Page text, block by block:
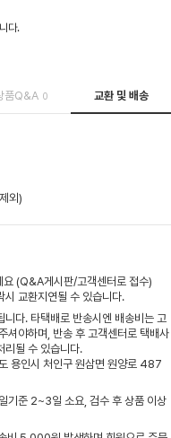
다.
품Q&A 0 교환 및 배송
외)
요 (Q&A게시판/고객센터로 접수)
교환지연될 수 있습니다.
다. 타택배로 반송시엔 배송비는 고
셔야하며, 반송 후 고객센터로 택배사
리될 수 있습니다.
용인시 처인구 원삼면 원양로 487
기준 2~3일 소요, 검수 후 상품 이상